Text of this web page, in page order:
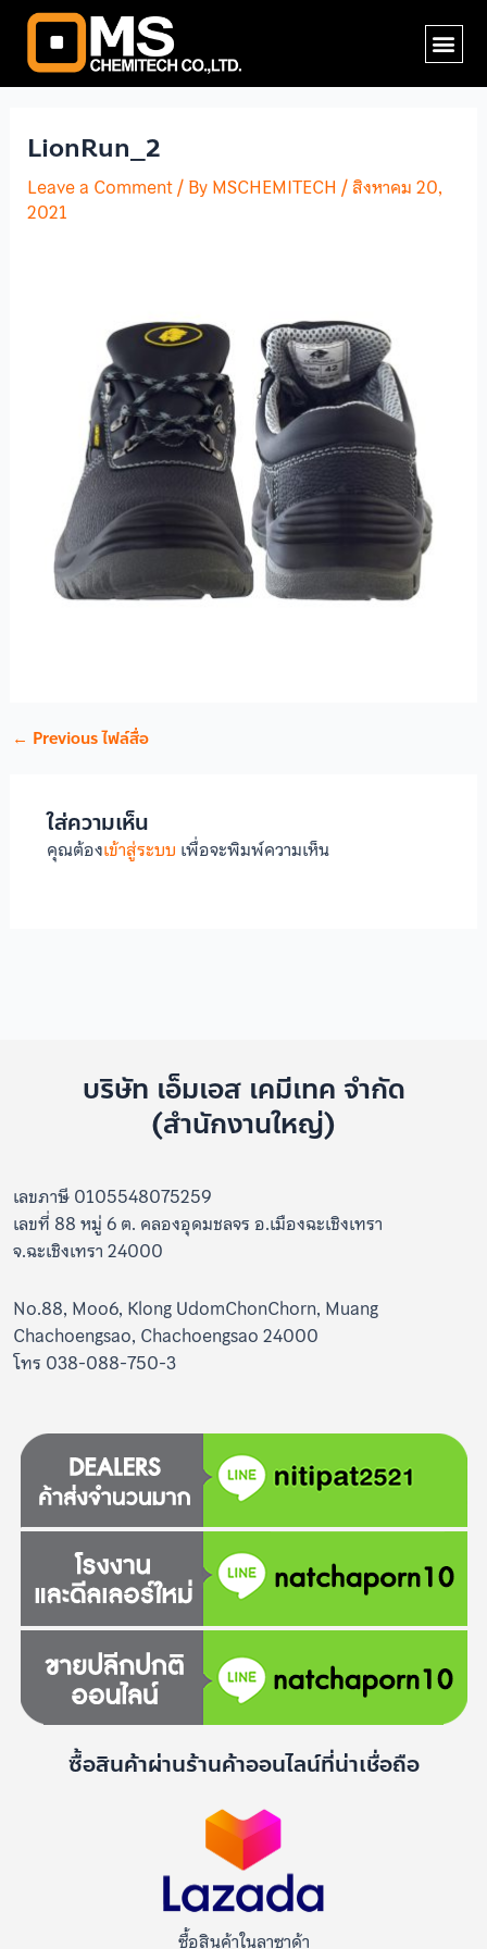
Skip
content
LionRun_2
Leave a Comment/ ByMSCHEMITECH /สิงหาคม 20,
2021
Post
navigation
← Previous ไฟล์สื่อ
ใส่ความเห็น
คุณต้องเข้าสู่ระบบ เพื่อจะพิมพ์ความเห็น
บริษัท เอ็มเอส เคมีเทค จำกัด
(สำนักงานใหญ่)
เลขภาษี 0105548075259
เลขที่ 88 หมู่ 6 ต. คลองอุดมชลจร อ.เมืองฉะเชิงเทรา
จ.ฉะเชิงเทรา 24000
No.88, Moo6, Klong UdomChonChorn, Muang
Chachoengsao, Chachoengsao 24000
โทร 038-088-750-3
ซื้อสินค้าผ่านร้านค้าออนไลน์ที่น่าเชื่อถือ
ซื้อสินค้าในลาซาด้า